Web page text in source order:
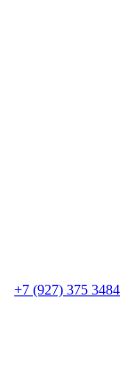
+7 (927) 375 3484